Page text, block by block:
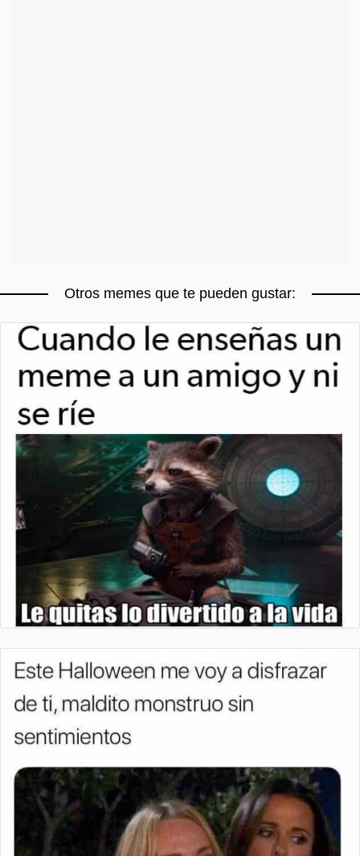
Otros memes que te pueden gustar: